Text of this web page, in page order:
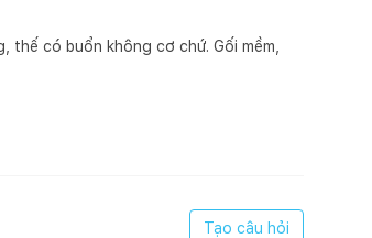
có buổn không cơ chứ. Gối mềm,
Tạo câu hỏi